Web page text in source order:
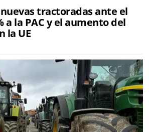
nuevas tractoradas ante el
a la PAC y el aumento del
la UE